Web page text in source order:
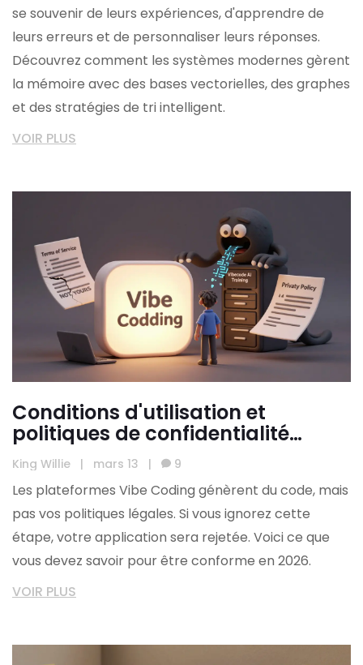
se souvenir de leurs expériences, d'apprendre de
leurs erreurs et de personnaliser leurs réponses.
Découvrez comment les systèmes modernes gèrent
la mémoire avec des bases vectorielles, des graphes
et des stratégies de tri intelligent.
VOIR PLUS
Conditions d'utilisation et
politiques de confidentialité
générées avec les plateformes
Vibe Coding
King Willie | mars 13 | 9
Les plateformes Vibe Coding génèrent du code, mais
pas vos politiques légales. Si vous ignorez cette
étape, votre application sera rejetée. Voici ce que
vous devez savoir pour être conforme en 2026.
VOIR PLUS